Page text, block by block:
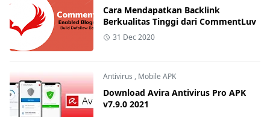
Cara Mendapatkan Backlink
Berkualitas Tinggi dari CommentLuv
31 Dec 2020
Antivirus , Mobile APK
Download Avira Antivirus Pro APK
v7.9.0 2021